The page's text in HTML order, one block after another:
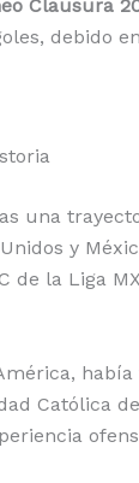
Clausura
debido
una
y
de la Liga
Católica